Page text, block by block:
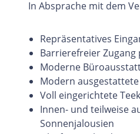
In Absprache mit dem
Repräsentatives
Barrierefreier Zugang
Moderne
Modern
Voll eingerichtete
Innen- und teilweise
Sonnenjalousien